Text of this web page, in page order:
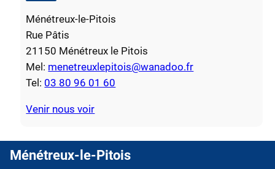
Ménétreux-le-Pitois
Rue Pâtis
21150 Ménétreux le Pitois
Mel: menetreuxlepitois@wanadoo.fr
Tel: 03 80 96 01 60
Venir nous voir
Ménétreux-le-Pitois